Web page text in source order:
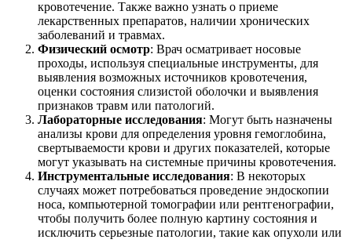
кровотечение. Также важно узнать о приеме
лекарственных препаратов, наличии хронических
заболеваний и травмах.
Физический осмотр: Врач осматривает носовые
проходы, используя специальные инструменты, для
выявления возможных источников кровотечения,
оценки состояния слизистой оболочки и выявления
признаков травм или патологий.
Лабораторные исследования: Могут быть назначены
анализы крови для определения уровня гемоглобина,
свертываемости крови и других показателей, которые
могут указывать на системные причины кровотечения.
Инструментальные исследования: В некоторых
случаях может потребоваться проведение эндоскопии
носа, компьютерной томографии или рентгенографии,
чтобы получить более полную картину состояния и
исключить серьезные патологии, такие как опухоли или